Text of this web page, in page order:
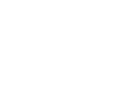
d'audit